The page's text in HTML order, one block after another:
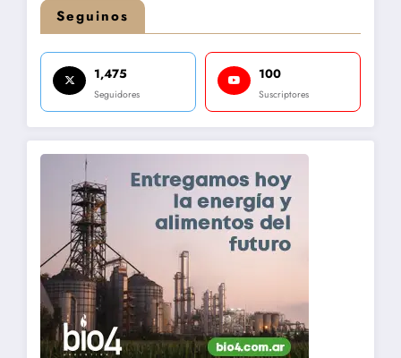
Seguinos
1,475
Seguidores
100
Suscriptores